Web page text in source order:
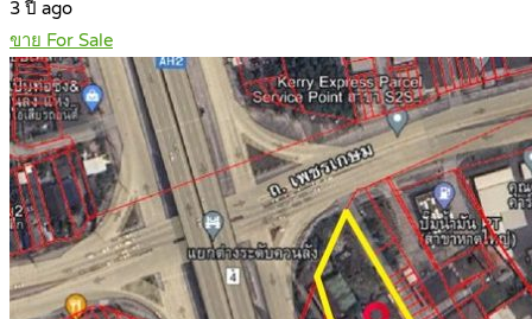
3 ปี ago
ขาย For Sale